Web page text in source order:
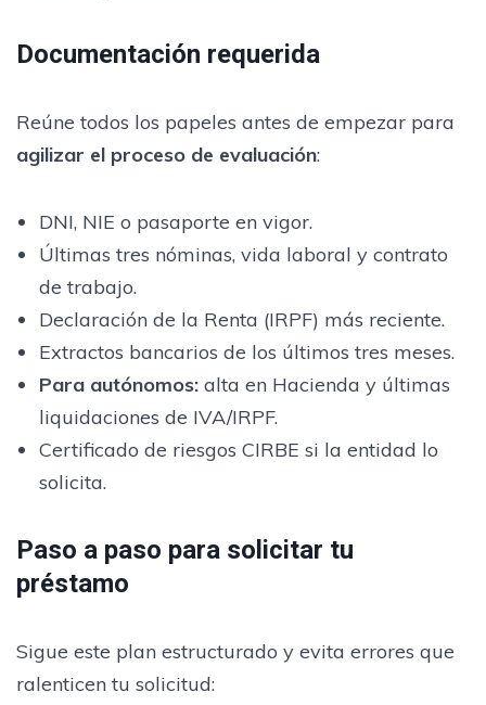
Documentación requerida
Reúne todos los papeles antes de empezar para
agilizar el proceso de evaluación:
DNI, NIE o pasaporte en vigor.
Últimas tres nóminas, vida laboral y contrato
de trabajo.
Declaración de la Renta (IRPF) más reciente.
Extractos bancarios de los últimos tres meses.
Para autónomos:alta en Hacienda y últimas
liquidaciones de IVA/IRPF.
Certificado de riesgos CIRBE si la entidad lo
solicita.
Paso a paso para solicitar tu
préstamo
Sigue este plan estructurado y evita errores que
ralenticen tu solicitud: